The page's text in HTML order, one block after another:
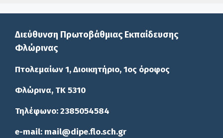
Διεύθυνση Πρωτοβάθμιας Εκπαίδευσης
Φλώρινας
Πτολεμαίων 1, Διοικητήριο, 1ος όροφος
Φλώρινα, ΤΚ 5310
Τηλέφωνο: 2385054584
e-mail: mail@dipe.flo.sch.gr